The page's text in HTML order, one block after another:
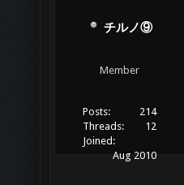
チルノ⑨
Member
Posts:
214
Threads:
12
Joined:
Aug 2010